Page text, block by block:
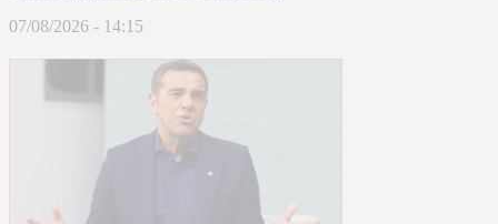
07/08/2026 - 14:15